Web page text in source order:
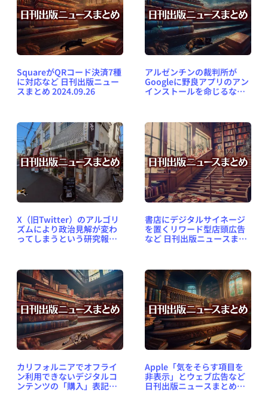
SquareがQRコード決済7種
に対応など 日刊出版ニュー
スまとめ 2024.09.26
アルゼンチンの裁判所が
Googleに野良アプリのアン
インストールを命じるなど
X（旧Twitter）のアルゴリ
ズムにより政治見解が変わ
ってしまうという研究報告
書店にデジタルサイネージ
を置くリワード型店頭広告
など 日刊出版ニュースまと
カリフォルニアでオフライ
ン利用できないデジタルコ
ンテンツの「購入」表記が
Apple「気をそらす項目を
非表示」とウェブ広告など
日刊出版ニュースまとめ